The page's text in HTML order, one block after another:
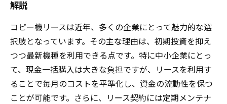
解説
コピー機リースは近年、多くの企業にとって魅力的な選
択肢となっています。その主な理由は、初期投資を抑え
つつ最新機種を利用できる点です。特に中小企業にとっ
て、現金一括購入は大きな負担ですが、リースを利用す
ることで毎月のコストを平準化し、資金の流動性を保つ
ことが可能です。さらに、リース契約には定期メンテナ